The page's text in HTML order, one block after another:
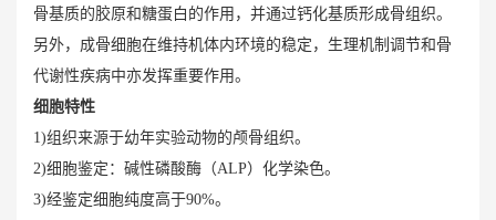
骨基质的胶原和糖蛋白的作用，并通过钙化基质形成骨组织。
另外，成骨细胞在维持机体内环境的稳定，生理机制调节和骨
代谢性疾病中亦发挥重要作用。
细胞特性
1)组织来源于幼年实验动物的颅骨组织。
2)细胞鉴定：碱性磷酸酶（ALP）化学染色。
3)经鉴定细胞纯度高于90%。